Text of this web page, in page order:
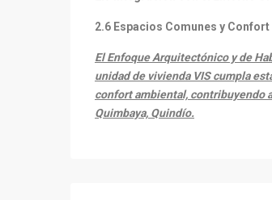
2.6 Espacios Comunes y Confort
El Enfoque Arquitectónico y de
unidad de vivienda VIS cumpla
confort ambiental, contribuyendo
Quimbaya, Quindío.